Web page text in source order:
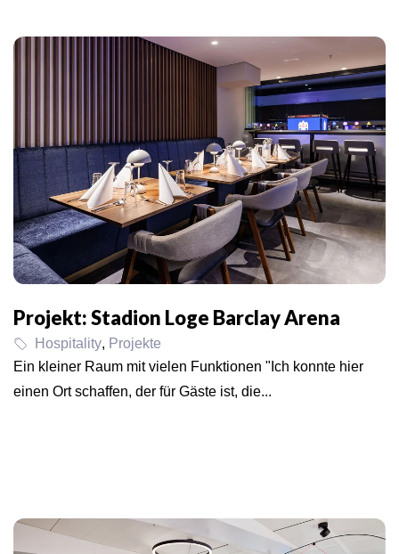
Projekt: Stadion Loge Barclay Arena
Hospitality, Projekte
Ein kleiner Raum mit vielen Funktionen "Ich konnte hier
einen Ort schaffen, der für Gäste ist, die...